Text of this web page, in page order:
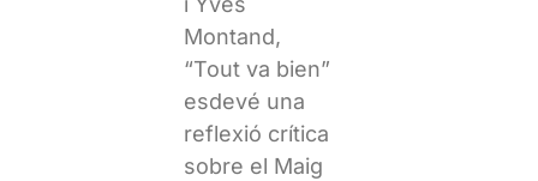
Montand,
“Tout va bien”
esdevé una
reflexió crítica
sobre el Maig